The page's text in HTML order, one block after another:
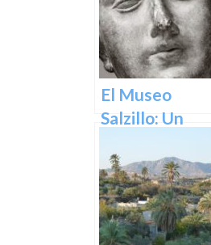
Murcia
El Museo
Salzillo: Un
Escultura
Barroca en
España en
Murcia